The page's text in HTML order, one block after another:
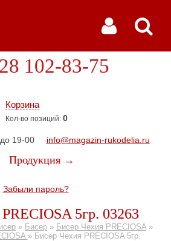
Корзина
Кол-во позиций: 0
102-83-75
19-00 info@magazin-rukodelia.ru
Продукция →
Забыли пароль?
5гр. 03263
» Бисер » Бисер Чехия PRECIOSA»
» Бисер Чехия PRECIOSA 5гр.